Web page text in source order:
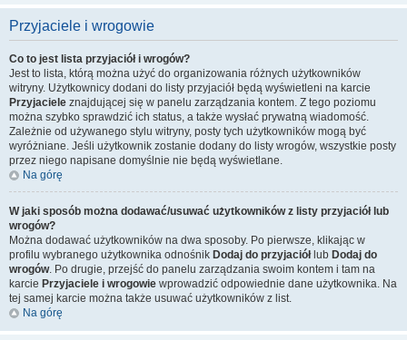
Przyjaciele i wrogowie
Co to jest lista przyjaciół i wrogów?
Jest to lista, którą można użyć do organizowania różnych użytkowników
witryny. Użytkownicy dodani do listy przyjaciół będą wyświetleni na karcie
Przyjaciele znajdującej się w panelu zarządzania kontem. Z tego poziomu
można szybko sprawdzić ich status, a także wysłać prywatną wiadomość.
Zależnie od używanego stylu witryny, posty tych użytkowników mogą być
wyróżniane. Jeśli użytkownik zostanie dodany do listy wrogów, wszystkie posty
przez niego napisane domyślnie nie będą wyświetlane.
Na górę
W jaki sposób można dodawać/usuwać użytkowników z listy przyjaciół lub
wrogów?
Można dodawać użytkowników na dwa sposoby. Po pierwsze, klikając w
profilu wybranego użytkownika odnośnik Dodaj do przyjaciółlub Dodaj do
wrogów. Po drugie, przejść do panelu zarządzania swoim kontem i tam na
karcie Przyjaciele i wrogowie wprowadzić odpowiednie dane użytkownika. Na
tej samej karcie można także usuwać użytkowników z list.
Na górę